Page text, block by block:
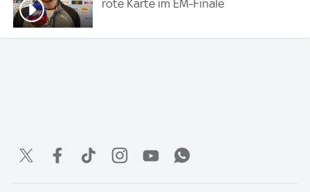
rote Karte im EM-Finale